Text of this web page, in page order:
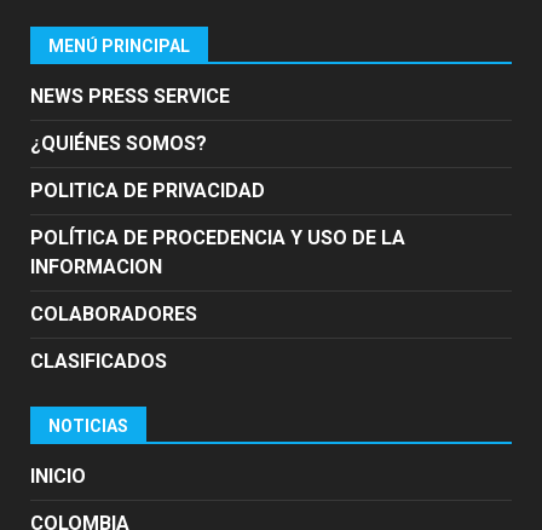
MENÚ PRINCIPAL
NEWS PRESS SERVICE
¿QUIÉNES SOMOS?
POLITICA DE PRIVACIDAD
POLÍTICA DE PROCEDENCIA Y USO DE LA
INFORMACION
COLABORADORES
CLASIFICADOS
NOTICIAS
INICIO
COLOMBIA